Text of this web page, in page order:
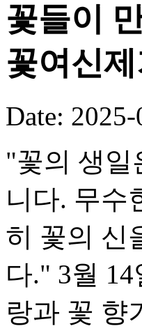
꽃들이
꽃여신
Date:
"꽃의 생일
니다. 무수
히 꽃의 신
다." 3월
랑과 꽃 향